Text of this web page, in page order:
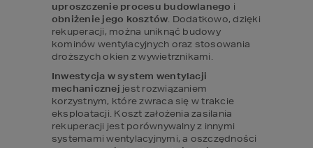
uproszczenie procesu budowlanego
obniżenie jego kosztów. Dodatkowo, dzięki
rekuperacji, można uniknąć budowy
kominów wentylacyjnych oraz stosowania
droższych okien z wywietrznikami.
Inwestycja w system wentylacji
mechanicznej jest rozwiązaniem
korzystnym, które zwraca się w trakcie
eksploatacji. Koszt założenia zasilania
rekuperacji jest porównywalny z innymi
systemami wentylacyjnymi, a oszczędności